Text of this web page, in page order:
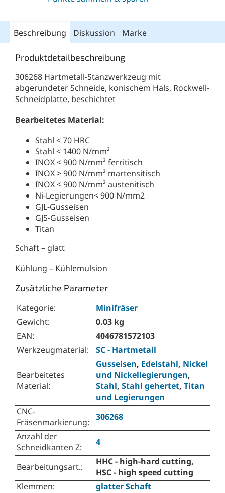
Beschreibung Diskussion Marke
Produktdetailbeschreibung
306268 Hartmetall-Stanzwerkzeug mit
abgerundeter Schneide, konischem Hals, Rockwell-
Schneidplatte, beschichtet
Bearbeitetes Material:
Stahl < 70 HRC
Stahl < 1400 N/mm²
INOX < 900 N/mm² ferritisch
INOX > 900 N/mm² martensitisch
INOX < 900 N/mm² austenitisch
Ni-Legierungen< 900 N/mm2
GJL-Gusseisen
GJS-Gusseisen
Titan
Schaft – glatt
Kühlung – Kühlemulsion
Zusätzliche Parameter
Kategorie:
Minifräser
Gewicht:
0.03 kg
EAN:
4046781572103
Werkzeugmaterial: SC - Hartmetall
Bearbeitetes
Material:
Gusseisen, Edelstahl, Nickel
und Nickellegierungen,
Stahl, Stahl gehertet, Titan
und Legierungen
CNC-
Fräsenmarkierung:
306268
Anzahl der
Schneidkanten Z: 4
Bearbeitungsart.:
HHC - high-hard cutting,
HSC - high speed cutting
Klemmen:
glatter Schaft